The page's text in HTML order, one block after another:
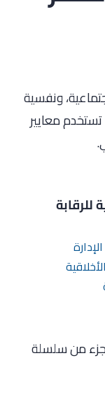
ونفسية
تستخدم معايير
للرقابة
من سلسلة